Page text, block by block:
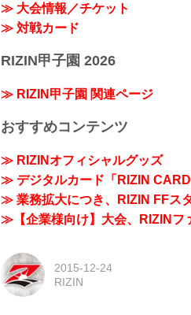
≫ 大会情報／チケット
≫ 対戦カード
RIZIN甲子園 2026
≫ RIZIN甲子園 関連ページ
おすすめコンテンツ
≫ RIZINオフィシャルグッズ
≫ デジタルカード「RIZIN
≫ 業務拡大につき、RIZIN FFス
≫【企業様向け】大会、RIZINフ
2015-12-24
RIZIN